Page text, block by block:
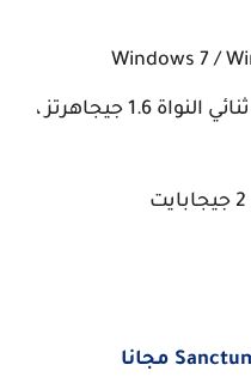
وحدة المعالجة المركزية: ثنائي النواة 1.6 جيجاهرتز ،